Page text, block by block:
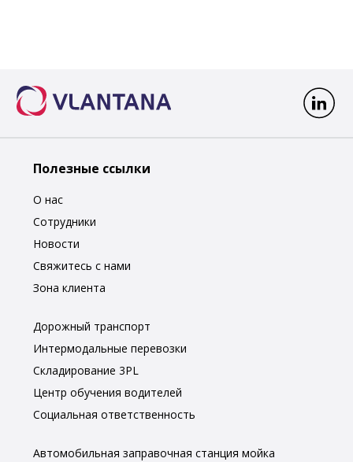
Полезные ссылки
О нас
Сотрудники
Новости
Свяжитесь с нами
Зона клиента
Дорожный транспорт
Интермодальные перевозки
Складирование 3PL
Центр обучения водителей
Социальная ответственность
Автомобильная заправочная станция мойка